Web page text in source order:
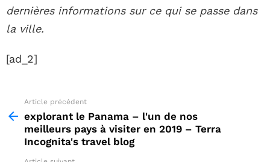
dernières informations sur ce qui se passe dans
la ville.
[ad_2]
more
Article précédent
explorant le Panama – l'un de nos
meilleurs pays à visiter en 2019 – Terra
Incognita's travel blog